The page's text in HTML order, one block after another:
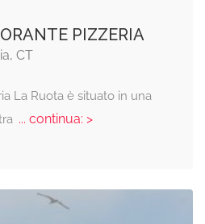
PIZZERIA
CT
La Ruota è situato in una
... continua: >